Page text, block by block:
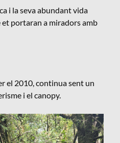
i la seva abundant vida
et portaran a miradors amb
el 2010, continua sent un
i el canopy.